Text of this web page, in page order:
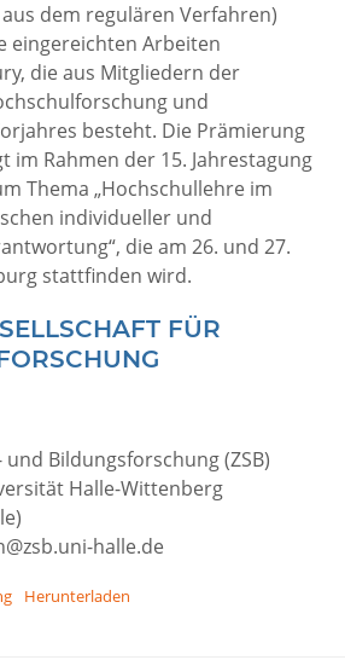
dem regulären Verfahren)
eingereichten Arbeiten
die aus Mitgliedern der
und
besteht. Die Prämierung
im Rahmen der 15. Jahrestagung
Thema „Hochschullehre im
individueller und
die am 26. und 27.
stattfinden wird.
FÜR
Bildungsforschung (ZSB)
Halle-Wittenberg
halle.de
Herunterladen